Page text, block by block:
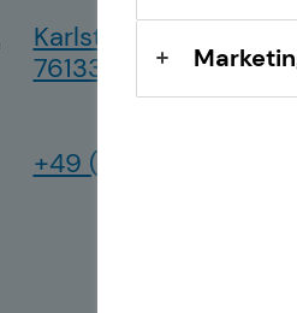
Karlstraße 45 a
76133 Karlsruhe
+49 (152) 31817249